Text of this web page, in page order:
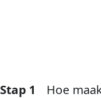
Stap 1 Hoe